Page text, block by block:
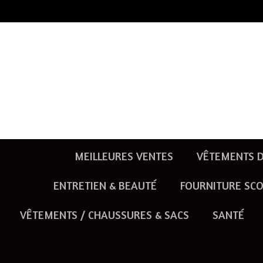
au
MEILLEURES VENTES VÊTEMENTS
ENTRETIEN & BEAUTÉ FOURNITURE
VÊTEMENTS / CHAUSSURES & SACS SANTÉ